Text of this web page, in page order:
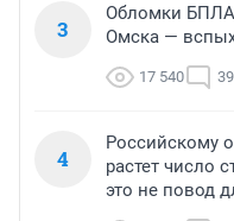
3
Обломки БПЛА
Омска —
17 540 39
4
Российскому
растет число
это не повод